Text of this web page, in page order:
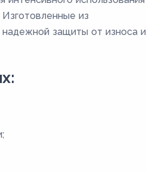
из
надежной защиты от износа и